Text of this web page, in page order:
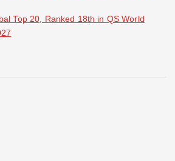
Top 20, Ranked 18th in QS World